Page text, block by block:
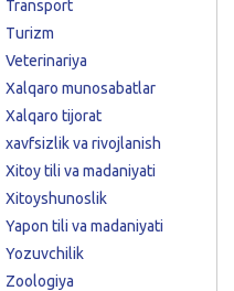
Transport
Turizm
Veterinariya
Xalqaro munosabatlar
Xalqaro tijorat
xavfsizlik va rivojlanish
Xitoy tili va madaniyati
Xitoyshunoslik
Yapon tili va madaniyati
Yozuvchilik
Zoologiya